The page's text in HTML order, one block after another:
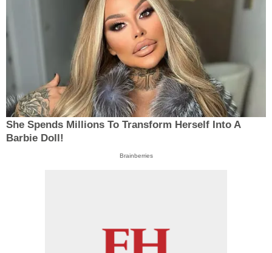
She Spends Millions To Transform Herself Into A
Barbie Doll!
Brainberries